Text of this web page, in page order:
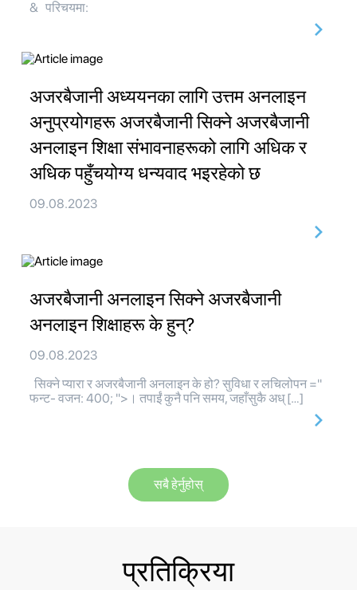
& परिचयमा:
अजरबैजानी अध्ययनका लागि उत्तम अनलाइन
अनुप्रयोगहरू अजरबैजानी सिक्ने अजरबैजानी
अनलाइन शिक्षा संभावनाहरूको लागि अधिक र
अधिक पहुँचयोग्य धन्यवाद भइरहेको छ
09.08.2023
अजरबैजानी अनलाइन सिक्ने अजरबैजानी
अनलाइन शिक्षाहरू के हुन्?
09.08.2023
सिक्ने प्यारा र अजरबैजानी अनलाइन के हो? सुविधा र लचिलोपन ="
फन्ट- वजन: 400; ">। तपाईं कुनै पनि समय, जहाँसुकै अध् […]
सबै हेर्नुहोस्
प्रतिक्रिया